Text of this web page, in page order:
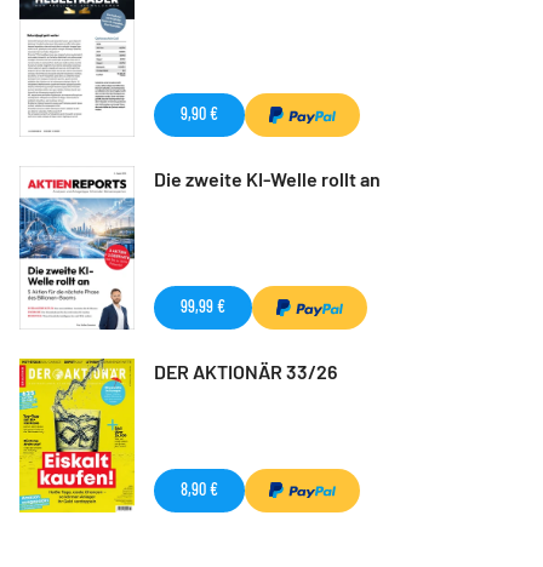
9,90 €
Die zweite KI-Welle rollt an
99,99 €
DER AKTIONÄR 33/26
8,90 €